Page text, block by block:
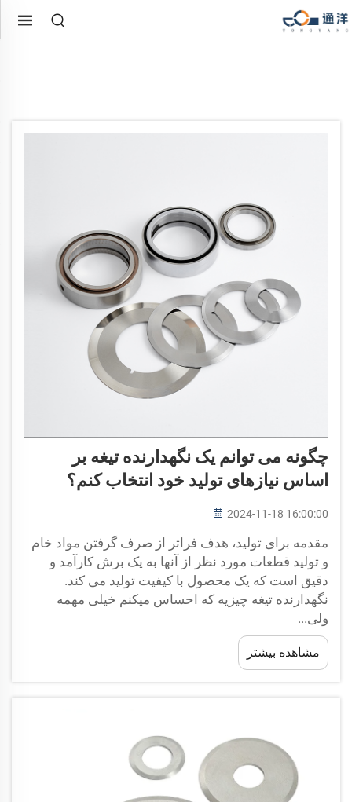
چگونه می توانم یک نگهدارنده تیغه بر
اساس نیازهای تولید خود انتخاب کنم؟
2024-11-18 16:00:00
مقدمه برای تولید، هدف فراتر از صرف گرفتن مواد خام
و تولید قطعات مورد نظر از آنها به یک برش کارآمد و
دقیق است که یک محصول با کیفیت تولید می کند.
نگهدارنده تیغه چیزیه که احساس میکنم خیلی مهمه
ولی...
مشاهده بیشتر